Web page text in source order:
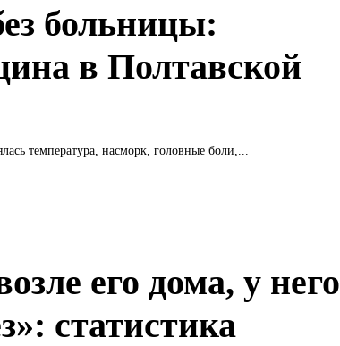
больницы:
в Полтавской
температура, насморк, головные боли,...
его дома, у него
статистика